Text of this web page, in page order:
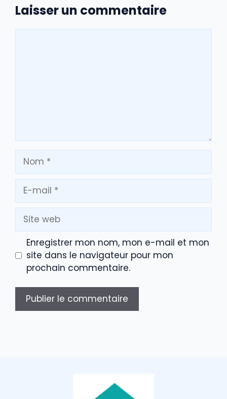
Laisser un commentaire
Nom
mail
Site
web
Enregistrer mon nom, mon e-mail et mon
site dans le navigateur pour mon
prochain commentaire.